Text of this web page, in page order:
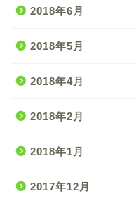
2018年6月
2018年5月
2018年4月
2018年2月
2018年1月
2017年12月